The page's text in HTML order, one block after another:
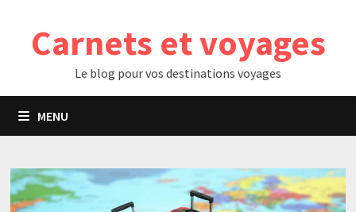
contenuCarnets et voyages
Le blog pour vos destinations voyages
MENU